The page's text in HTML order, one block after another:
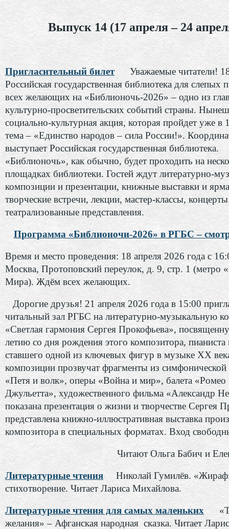
Выпуск 14 (17 апреля – 24
Пригласительный билет
Уважаемые читатели!
Российская государственная библиотека для слепых
всех желающих на «Библионочь-2026» – одно из
культурно-просветительских событий страны.
социально-культурная акция, которая пройдет уже в
тема – «Единство народов – сила России!».
выступает Российская государственная библиотека.
«Библионочь», как обычно, будет проходить на
площадках библиотеки. Гостей ждут литературно-
композиции и презентации, книжные выставки и
творческие встречи, лекции, мастер-классы,
театрализованные представления.
Программа «Библионочи-2026» в РГБС –
Время и место проведения: 18 апреля 2026 года с
Москва, Протоповский переулок, д. 9, стр. 1 (метро
Мира). Ждём всех желающих.
Дорогие друзья! 21 апреля 2026 года в 15:00
читальный зал РГБС на литературно-музыкальную
«Светлая гармония Сергея Прокофьева»,
летию со дня рождения этого композитора,
ставшего одной из ключевых фигур в музыке XX
композиции прозвучат фрагменты из симфонической
«Петя и волк», оперы «Война и мир», балета «Ромео
Джульетта», художественного фильма «Александр
показана презентация о жизни и творчестве Сергея
представлена книжно-иллюстративная выставка
композитора в специальных форматах. Вход
Читают Ольга Бабич и
Литературные чтения
Николай Гумилёв.
стихотворение. Читает Лариса Михайлова.
Литературные чтения для самых маленьких
желания» – Афганская народная сказка. Читает